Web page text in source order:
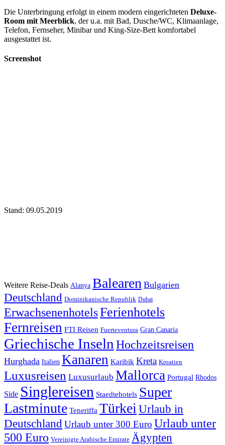
Die Unterbringung erfolgt in einem modern eingerichteten Deluxe-
Room mit Meerblick, der u.a. mit Bad, Dusche/WC, Klimaanlage,
Telefon, Fernseher, Minibar und King-Size-Bett komfortabel
ausgestattet ist.
Screenshot
Stand: 09.05.2019
Weitere Reise-Deals Alanya Balearen Bulgarien
Deutschland Dominikanische Republik Dubai
ErwachsenenhotelsFerienhotels
Fernreisen FTI Reisen Fuerteventura Gran Canaria
Griechische Inseln Hochzeitsreisen
Hurghada Italien Kanaren Karibik Kreta Kroatien
Luxusreisen Luxusurlaub Mallorca Portugal Rhodos
Side Singlereisen Staedtehotels Super
Lastminute Teneriffa Türkei Urlaub in
DeutschlandUrlaub unter 300 Euro Urlaub unter
500 Euro Vereinigte Arabische Emirate Ägypten